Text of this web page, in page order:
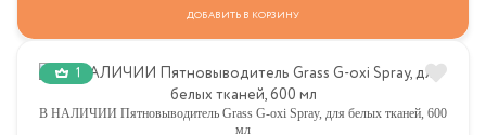
ДОБАВИТЬ В КОРЗИНУ
1
В НАЛИЧИИ Пятновыводитель Grass G-oxi Spray, для белых тканей, 600
мл